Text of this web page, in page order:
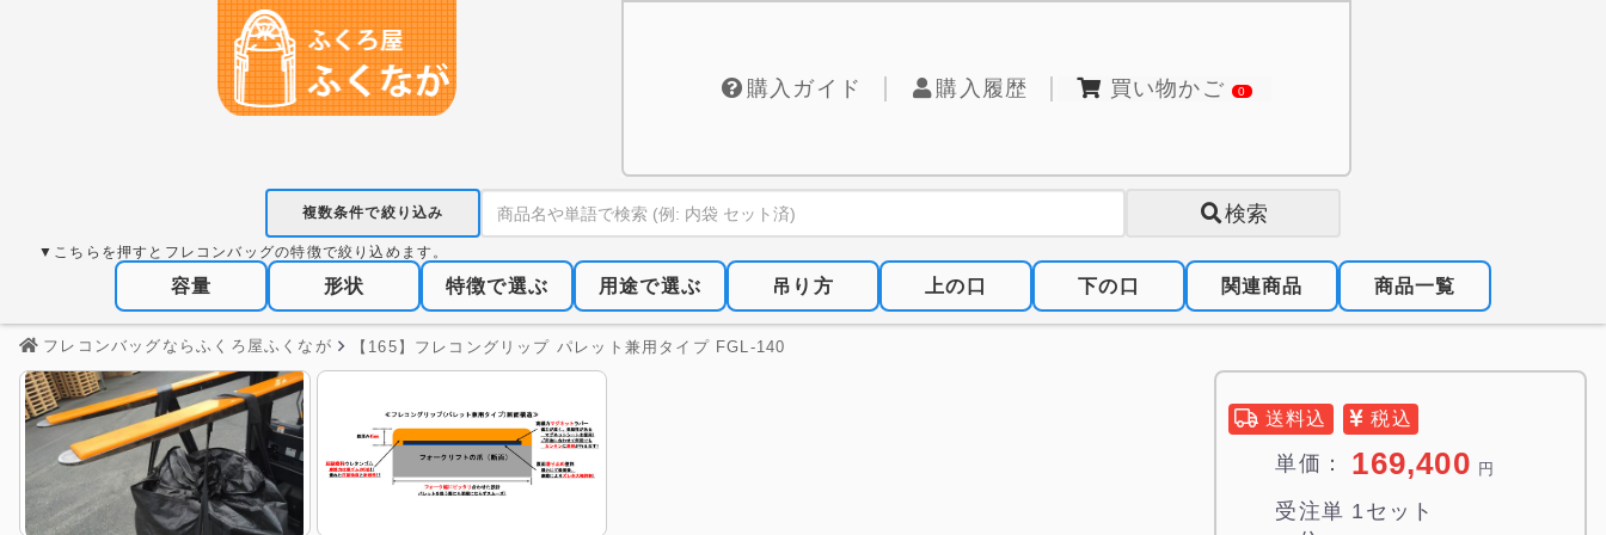
購入ガイド 購入履歴 買い物かご 0
複数条件で絞り込み 検索
▼こちらを押すとフレコンバッグの特徴で絞り込めます。
容量 形状 特徴で選ぶ 用途で選ぶ 吊り方 上の口 下の口 関連商品 商品一覧
フレコンバッグならふくろ屋ふくなが 【165】フレコングリップ パレット兼用タイプ FGL-140
送料込 税込
単価： 169,400 円
受注単 1セット